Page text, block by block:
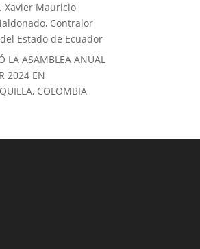
Xavier Mauricio
Contralor
Estado de Ecuador
LA ASAMBLEA ANUAL
2024 EN
COLOMBIA